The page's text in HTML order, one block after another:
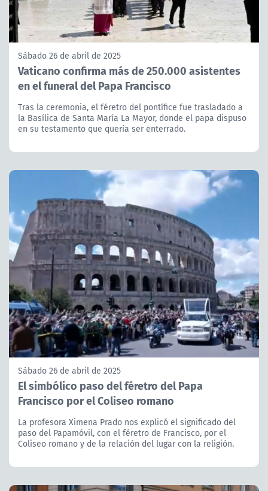
Sábado 26 de abril de 2025
Vaticano confirma más de 250.000 asistentes
en el funeral del Papa Francisco
Tras la ceremonia, el féretro del pontífice fue trasladado a
la Basílica de Santa María La Mayor, donde el papa dispuso
en su testamento que quería ser enterrado.
Sábado 26 de abril de 2025
El simbólico paso del féretro del Papa
Francisco por el Coliseo romano
La profesora Ximena Prado nos explicó el significado del
paso del Papamóvil, con el féretro de Francisco, por el
Coliseo romano y de la relación del lugar con la religión.